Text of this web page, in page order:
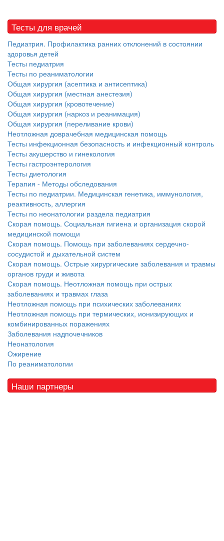
Тесты для врачей
Педиатрия. Профилактика ранних отклонений в состоянии
здоровья детей
Тесты педиатрия
Тесты по реаниматологии
Общая хирургия (асептика и антисептика)
Общая хирургия (местная анестезия)
Общая хирургия (кровотечение)
Общая хирургия (наркоз и реанимация)
Общая хирургия (переливание крови)
Неотложная доврачебная медицинская помощь
Тесты инфекционная безопасность и инфекционный контроль
Тесты акушерство и гинекология
Тесты гастроэнтерология
Тесты диетология
Терапия - Методы обследования
Тесты по педиатрии. Медицинская генетика, иммунология,
реактивность, аллергия
Тесты по неонатологии раздела педиатрия
Скорая помощь. Социальная гигиена и организация скорой
медицинской помощи
Скорая помощь. Помощь при заболеваниях сердечно-
сосудистой и дыхательной систем
Скорая помощь. Острые хирургические заболевания и травмы
органов груди и живота
Скорая помощь. Неотложная помощь при острых
заболеваниях и травмах глаза
Неотложная помощь при психических заболеваниях
Неотложная помощь при термических, ионизирующих и
комбинированных поражениях
Заболевания надпочечников
Неонатология
Ожирение
По реаниматологии
Наши партнеры